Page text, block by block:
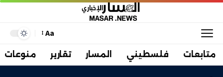
Aa
متابعات فلسطيني المسار تقارير منوعات